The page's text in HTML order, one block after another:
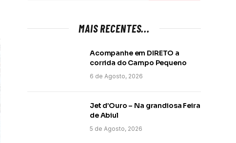
MAIS RECENTES...
Acompanhe em DIRETO a
corrida do Campo Pequeno
6 de Agosto, 2026
Jet d’Ouro – Na grandiosa Feira
de Abiul
5 de Agosto, 2026